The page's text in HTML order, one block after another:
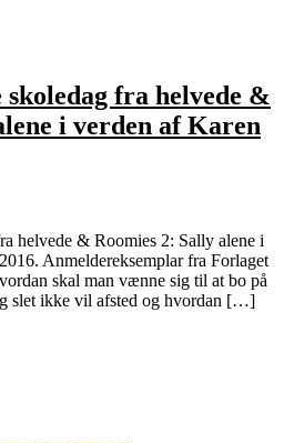
skoledag fra helvede &
i verden af Karen
helvede & Roomies 2: Sally alene i
Anmeldereksemplar fra Forlaget
skal man vænne sig til at bo på
slet ikke vil afsted og hvordan […]